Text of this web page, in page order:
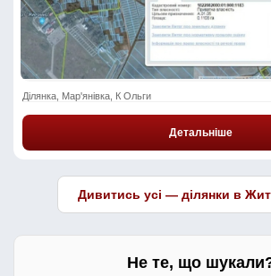
Ділянка, Мар'янівка, К Ольги
Детальніше
Дивитись усі — ділянки в
Не те, що